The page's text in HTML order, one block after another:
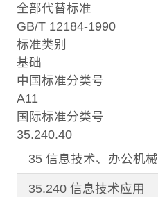
全部代替标准
GB/T 12184-1990
标准类别
基础
中国标准分类号
A11
国际标准分类号
35.240.40
35 信息技术、办公机械
35.240 信息技术应用